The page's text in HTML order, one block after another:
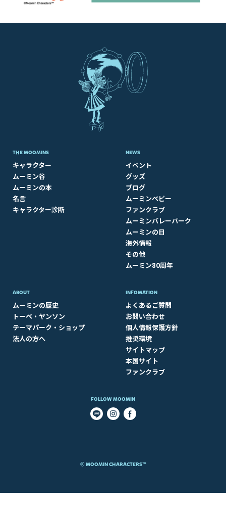
THE MOOMINS
キャラクター
ムーミン谷
ムーミンの本
名言
キャラクター診断
NEWS
イベント
グッズ
ブログ
ムーミンベビー
ファンクラブ
ムーミンバレーパーク
ムーミンの日
海外情報
その他
ムーミン80周年
ABOUT​
ムーミンの歴史
トーベ・ヤンソン
テーマパーク・ショップ
法人の方へ
INFOMATION
よくあるご質問
お問い合わせ
個人情報保護方針
推奨環境
サイトマップ
本国サイト
ファンクラブ
FOLLOW MOOMIN
© MOOMIN CHARACTERS™​